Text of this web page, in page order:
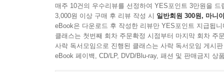
믿지 못했음을 보여주는 증거라고 말했다. 하지
대한 기록이 빈약하다는 데 그 이유가 있다.
중고등학교 시절 무리를 지어 몰려다니던 여자
잊는다. 여자들은 서로 경쟁하게 되어 있다는
매주 10건의 우수리뷰를 선정하여 YES포인트 3만원을 드
3,000원 이상 구매 후 리뷰 작성 시 일반회원 300원, 마니
eBook은 다운로드 후 작성한 리뷰만 YES포인트 지급됩니
클래스는 첫번째 회차 주문확정 시점부터 마지막 회차 주
사락 독서모임으로 진행된 클래스는 사락 독서모임 게시
eBook 페이백, CD/LP, DVD/Blu-ray, 패션 및 판매금지 상